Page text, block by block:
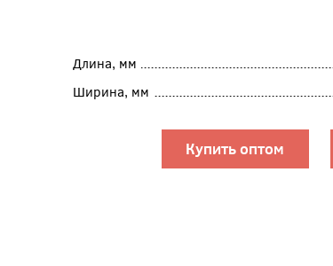
Длина, мм
Ширина, мм
Купить оптом